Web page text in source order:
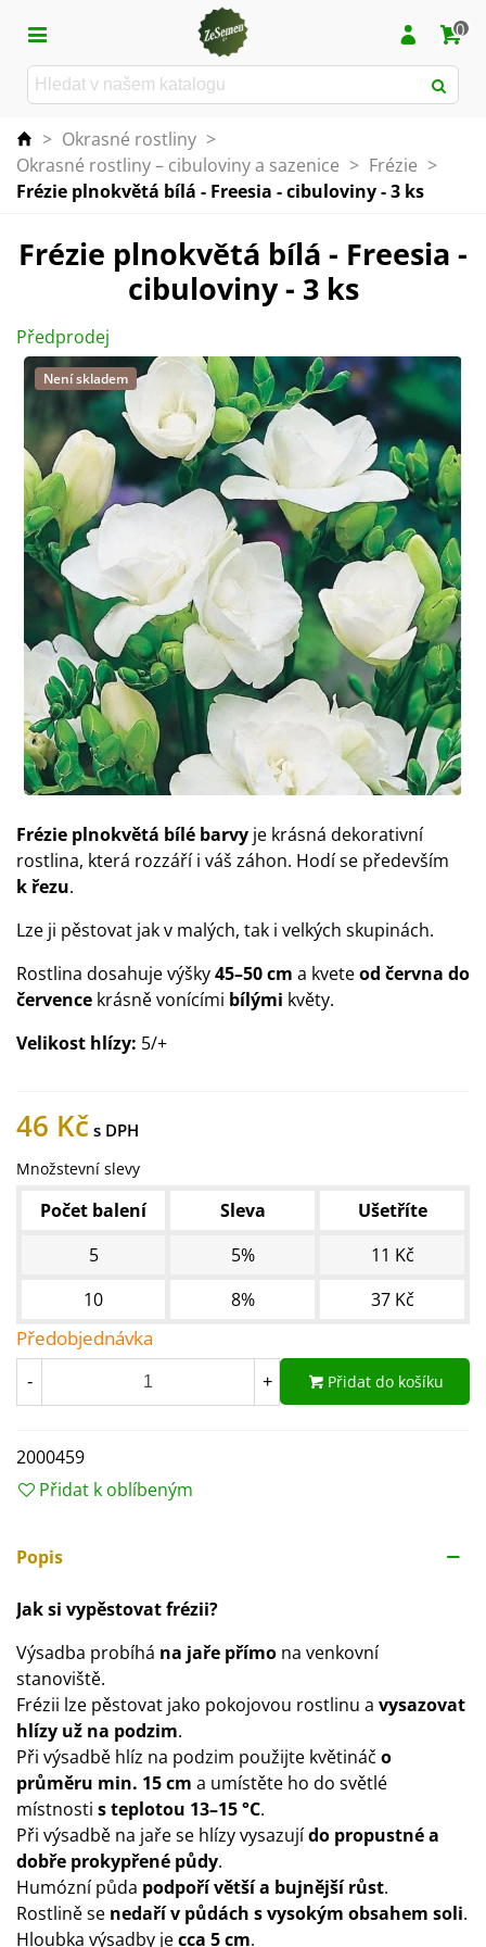
0
> Okrasné rostliny >
Okrasné rostliny – cibuloviny a sazenice > Frézie >
Frézie plnokvětá bílá - Freesia - cibuloviny - 3 ks
Frézie plnokvětá bílá - Freesia -
cibuloviny - 3 ks
Předprodej
Není skladem
Frézie plnokvětá bílé barvy je krásná dekorativní
rostlina, která rozzáří i váš záhon. Hodí se především
k řezu.
Lze ji pěstovat jak v malých, tak i velkých skupinách.
Rostlina dosahuje výšky45–50 cm a kveteod června do
července krásně vonícími bílými květy.
Velikost hlízy: 5/+
46 Kč
Množstevní slevy
Počet balení Sleva
Ušetříte
5
5%
11 Kč
10
8% 37 Kč
Předobjednávka
- + Přidat do košíku
2000459
Přidat k oblíbeným
Popis
Jak si vypěstovat frézii?
Výsadba probíhá na jaře přímo na venkovní
stanoviště.
Frézii lze pěstovat jako pokojovou rostlinu a vysazovat
hlízy už na podzim.
Při výsadbě hlíz na podzim použijte květináč o
průměru min. 15 cm a umístěte ho do světlé
místnosti s teplotou 13–15 °C.
Při výsadbě na jaře se hlízy vysazujído propustné a
dobře prokypřené půdy.
Humózní půda podpoří větší a bujnější růst.
Rostlině se nedaří v půdách s vysokým obsahem soli.
Hloubka výsadby jecca 5 cm.